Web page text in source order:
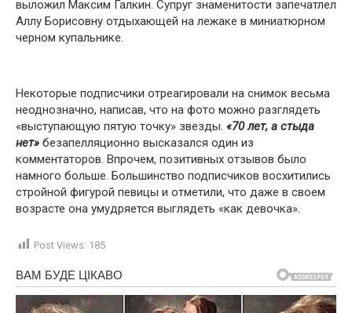
выложил Максим Галкин. Супруг знаменитости запечатлел
Аллу Борисовну отдыхающей на лежаке в миниатюрном
черном купальнике.
Некоторые подписчики отреагировали на снимок весьма
неоднозначно, написав, что на фото можно разглядеть
«выступающую пятую точку» звезды. «70 лет, а стыда
нет» безапелляционно высказался один из
комментаторов. Впрочем, позитивных отзывов было
намного больше. Большинство подписчиков восхитились
стройной фигурой певицы и отметили, что даже в своем
возрасте она умудряется выглядеть «как девочка».
Post Views: 185